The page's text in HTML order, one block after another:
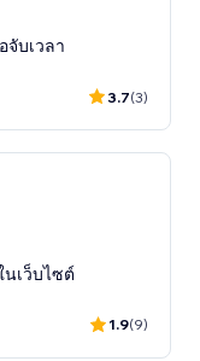
จับเวลา
3.7(3)
เว็บไซต์
1.9(9)